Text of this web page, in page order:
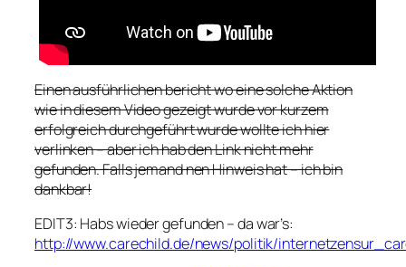
Einen ausführlichen bericht wo eine solche Aktion
wie in diesem Video gezeigt wurde vor kurzem
erfolgreich durchgeführt wurde wollte ich hier
verlinken – aber ich hab den Link nicht mehr
gefunden. Falls jemand nen Hinweis hat – ich bin
dankbar!
EDIT3: Habs wieder gefunden – da war’s:
http://www.carechild.de/news/politik/